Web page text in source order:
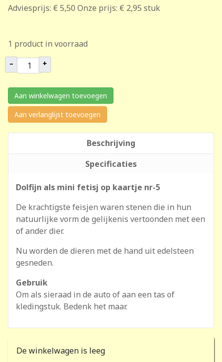
Adviesprijs: € 5,50 Onze prijs: € 2,95 stuk
1 product in voorraad
– +
Aan winkelwagen toevoegen
Aan verlanglijst toevoegen
Beschrijving
Specificaties
Dolfijn als mini fetisj op kaartje nr-5
De krachtigste feisjen waren stenen die in hun
natuurlijke vorm de gelijkenis vertoonden met een
of ander dier.
Nu worden de dieren met de hand uit edelsteen
gesneden.
Gebruik
Om als sieraad in de auto of aan een tas of
kledingstuk. Bedenk het maar.
De winkelwagen is leeg